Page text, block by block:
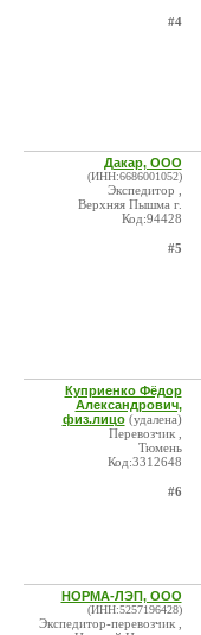
#4
Дакар, ООО
(ИНН:6686001052)
Экспедитор ,
Верхняя Пышма г.
Код:94428
#5
Куприенко Фёдор
Александрович,
физ.лицо (удалена)
Перевозчик ,
Тюмень
Код:3312648
#6
НОРМА-ЛЭП, ООО
(ИНН:5257196428)
Экспедитор-перевозчик ,